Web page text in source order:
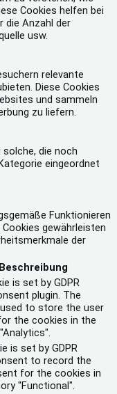
Cookies helfen bei
die Anzahl der
usw.
relevante
Diese Cookies
und sammeln
zu liefern.
die noch
eingeordnet
Funktionieren
gewährleisten
der
Beschreibung
is set by GDPR
plugin. The
to store the user
the cookies in the
is set by GDPR
to record the
for the cookies in
"Functional".